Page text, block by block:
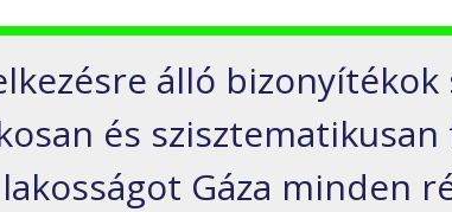
álló bizonyítékok
és
Gáza minden